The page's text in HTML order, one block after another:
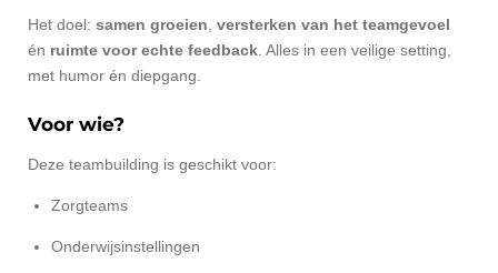
Het doel: samen groeien versterken van het teamgevoel
én ruimte voor echte feedback . Alles in een veilige setting,
met humor én diepgang.
Voor wie?
Deze teambuilding is geschikt voor:
Zorgteams
Onderwijsinstellingen